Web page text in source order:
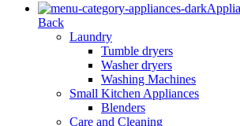
Back
Laundry
Tumble dryers
Washer dryers
Washing Machines
Small Kitchen Appliances
Blenders
Care and Cleaning